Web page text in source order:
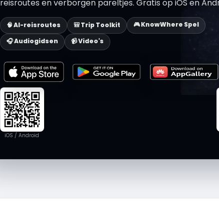
reisroutes en verborgen pareltjes. Gratis op iOS en
🧠 AI-reisroutes 🎒 Trip Toolkit
🎮 KnowWhere Spel
🎧 Audiogidsen
📹 Video's
iOS / Android